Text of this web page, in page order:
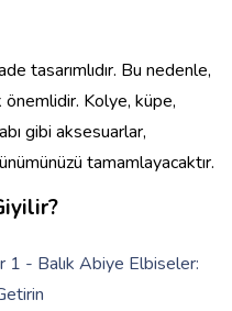
tasarımlıdır. Bu nedenle,
Kolye, küpe,
gibi aksesuarlar,
tamamlayacaktır.